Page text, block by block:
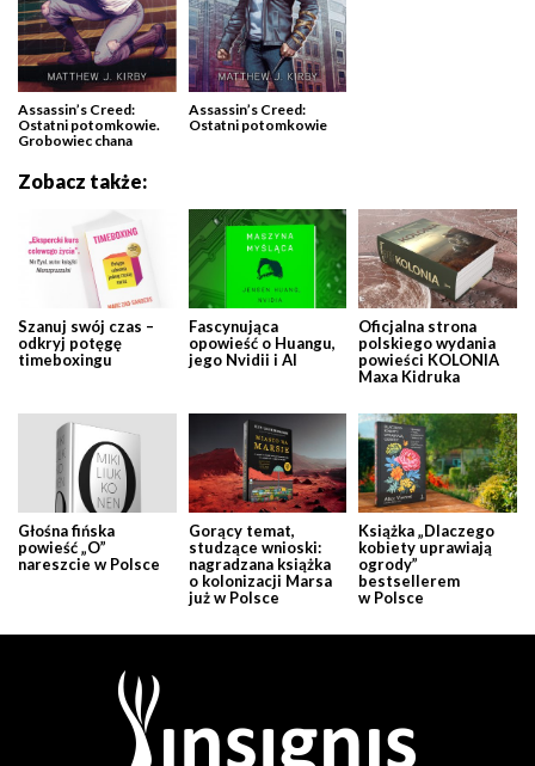
Assassin’s Creed:
Ostatni potomkowie.
Grobowiec chana
Assassin’s Creed:
Ostatni potomkowie
Zobacz także:
Szanuj swój czas –
odkryj potęgę
timeboxingu
Fascynująca
opowieść o Huangu,
jego Nvidii i AI
Oficjalna strona
polskiego wydania
powieści KOLONIA
Maxa Kidruka
Głośna fińska
powieść „O”
nareszcie w Polsce
Gorący temat,
studzące wnioski:
nagradzana książka
o kolonizacji Marsa
już w Polsce
Książka „Dlaczego
kobiety uprawiają
ogrody”
bestsellerem
w Polsce